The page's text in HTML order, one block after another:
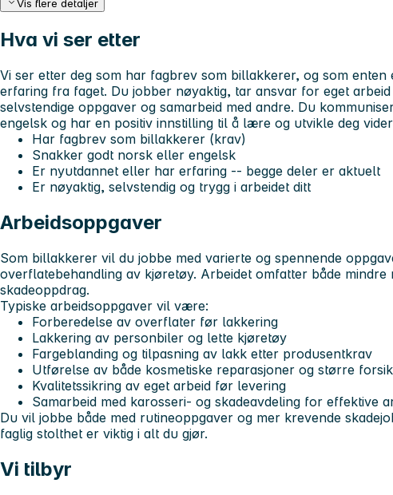
Vis flere detaljer
Hva vi ser etter
Vi ser etter deg som har fagbrev som billakkerer, og som
erfaring fra faget. Du jobber nøyaktig, tar ansvar for eget
selvstendige oppgaver og samarbeid med andre. Du
engelsk og har en positiv innstilling til å lære og utvikle deg
Har fagbrev som billakkerer (krav)
Snakker godt norsk eller engelsk
Er nyutdannet eller har erfaring -- begge deler er aktuelt
Er nøyaktig, selvstendig og trygg i arbeidet ditt
Arbeidsoppgaver
Som billakkerer vil du jobbe med varierte og spennende
overflatebehandling av kjøretøy. Arbeidet omfatter både
skadeoppdrag.
Typiske arbeidsoppgaver vil være:
Forberedelse av overflater før lakkering
Lakkering av personbiler og lette kjøretøy
Fargeblanding og tilpasning av lakk etter produsentkrav
Utførelse av både kosmetiske reparasjoner og større
Kvalitetssikring av eget arbeid før levering
Samarbeid med karosseri- og skadeavdeling for effektive
Du vil jobbe både med rutineoppgaver og mer krevende
faglig stolthet er viktig i alt du gjør.
Vi tilbyr